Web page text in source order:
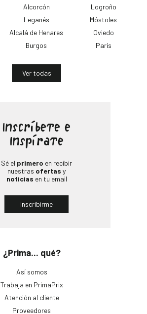
Alcorcón
Leganés
Alcalá de Henares
Burgos
Logroño
Móstoles
Oviedo
París
Ver todas
¿Prima... qué?
Así somos
Trabaja en PrimaPrix
Atención al cliente
Proveedores
Inscríbete e
Inspírate
Sé el primero en recibir
nuestras ofertas y
noticias en tu email
Inscribirme